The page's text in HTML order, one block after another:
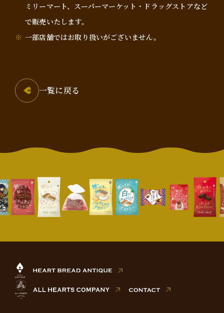
ミリーマート、スーパーマーケット・ドラッグストアなど
で販売いたします。
一部店舗ではお取り扱いがございません。
一覧に戻る